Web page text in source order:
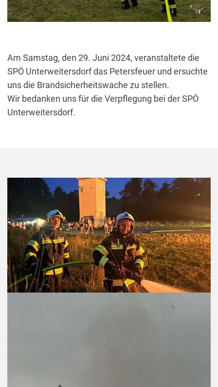
Am Samstag, den 29. Juni 2024, veranstaltete die
SPÖ Unterweitersdorf das Petersfeuer und ersuchte
uns die Brandsicherheitswache zu stellen.
Wir bedanken uns für die Verpflegung bei der SPÖ
Unterweitersdorf.